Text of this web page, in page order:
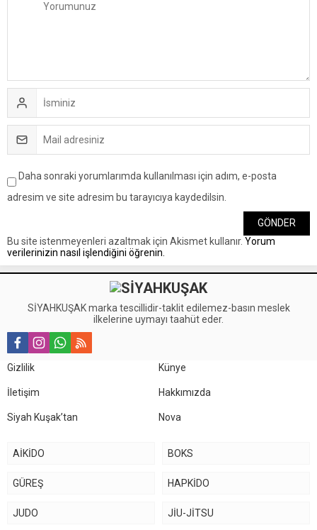
Daha sonraki yorumlarımda kullanılması için adım, e-posta
adresim ve site adresim bu tarayıcıya kaydedilsin.
Bu site istenmeyenleri azaltmak için Akismet kullanır. Yorum
verilerinizin nasıl işlendiğini öğrenin.
SİYAHKUŞAK marka tescillidir-taklit edilemez-basın meslek
ilkelerine uymayı taahüt eder.
Gizlilik Künye
İletişim Hakkımızda
Siyah Kuşak’tan Nova
AİKİDO BOKS
GÜREŞ HAPKİDO
JUDO JİU-JİTSU